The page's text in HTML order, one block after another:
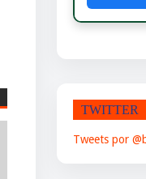
TWITTER
Tweets por